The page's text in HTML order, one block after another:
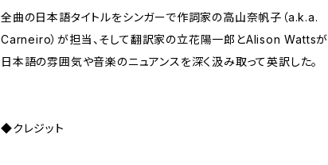
全曲の日本語タイトルをシンガーで作詞家の高山奈帆子（a.k.a.
Carneiro）が担当、そして翻訳家の立花陽一郎とAlison Wattsが
日本語の雰囲気や音楽のニュアンスを深く汲み取って英訳した。
◆クレジット